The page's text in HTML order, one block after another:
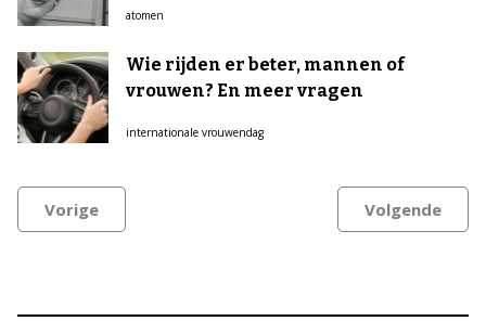
atomen
Wie rijden er beter, mannen of
vrouwen? En meer vragen
internationale vrouwendag
Vorige Volgende